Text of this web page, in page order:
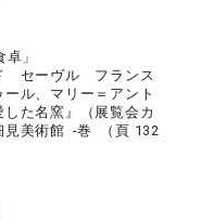
」
セーヴル フランス
ル、マリー＝アント
た名窯』（展覧会カ
見美術館 -巻 （頁 132